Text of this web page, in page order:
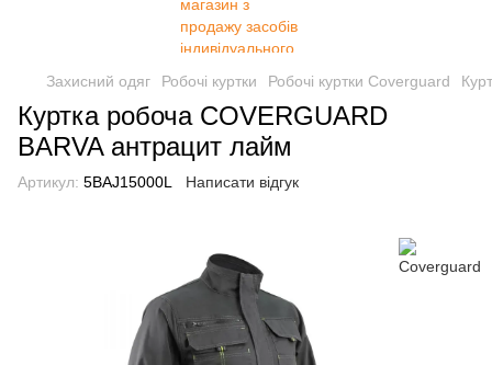
Захисний одяг Робочі куртки Робочі куртки Coverguard
Куртка робоча COVERGUARD
BARVA антрацит лайм
Артикул: 5BAJ15000L Написати відгук